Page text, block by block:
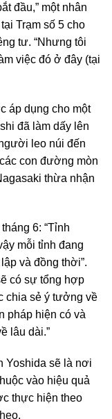
đầu,” một nhân
Trạm số 5 cho
tư. “Nhưng tôi
việc đó ở đây (tại
áp dụng cho một
đã làm dấy lên
leo núi đến
con đường mòn
thừa nhận
6: “Tỉnh
mỗi tỉnh đang
và đồng thời”.
có sự tổng hợp
chia sẻ ý tưởng về
pháp hiện có và
lâu dài.”
Yoshida sẽ là nơi
vào hiệu quả
thực hiện theo